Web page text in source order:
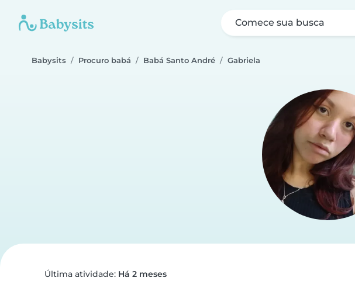
Comece sua busca
Babysits Procuro babá Babá Santo André Gabriela
Última atividade: Há 2 meses